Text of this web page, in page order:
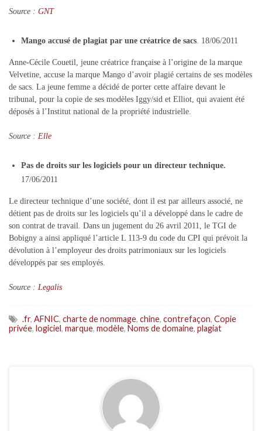
Source : GNT
Mango accusé de plagiat par une créatrice de sacs . 18/06/2011
Anne-Cécile Couetil, jeune créatrice française à l’origine de la marque
Velvetine, accuse la marque Mango d’avoir plagié certains de ses modèles
de sacs. La jeune femme a décidé de porter cette affaire devant le
tribunal, pour la copie de ses modèles Iggy/sid et Elliot, qui avaient été
déposés à l’Institut national de la propriété industrielle.
Source : Elle
Pas de droits sur les logiciels pour un directeur technique.
17/06/2011
Le directeur technique d’une société, dont il est par ailleurs associé, ne
détient pas de droits sur les logiciels qu’il a développé dans le cadre de
son contrat de travail. Dans un jugement du 26 avril 2011, le TGI de
Bobigny a ainsi appliqué l’article L 113-9 du code du CPI qui prévoit la
dévolution à l’employeur des droits patrimoniaux sur les logiciels
développés par ses employés.
Source : Legalis
.fr, AFNIC, charte de nommage, chine, contrefaçon, Copie
privée, logiciel, marque, modèle, Noms de domaine, plagiat